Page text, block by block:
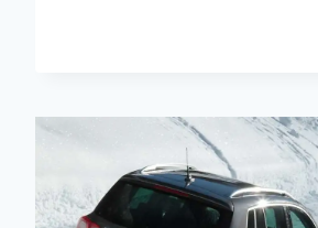
SCHWÄCHEN
BEI
NÄSSE